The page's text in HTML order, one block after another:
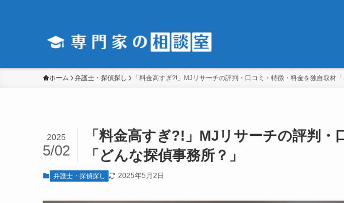
ホーム 弁護士・探偵探し 「料金高すぎ?!」MJリサーチの評判・口コミ・特徴・料金を独自取材「
「料金高すぎ?!」MJリサーチの評判
「どんな探偵事務所？」
2025
5/02
弁護士・探偵探し 2025年5月2日